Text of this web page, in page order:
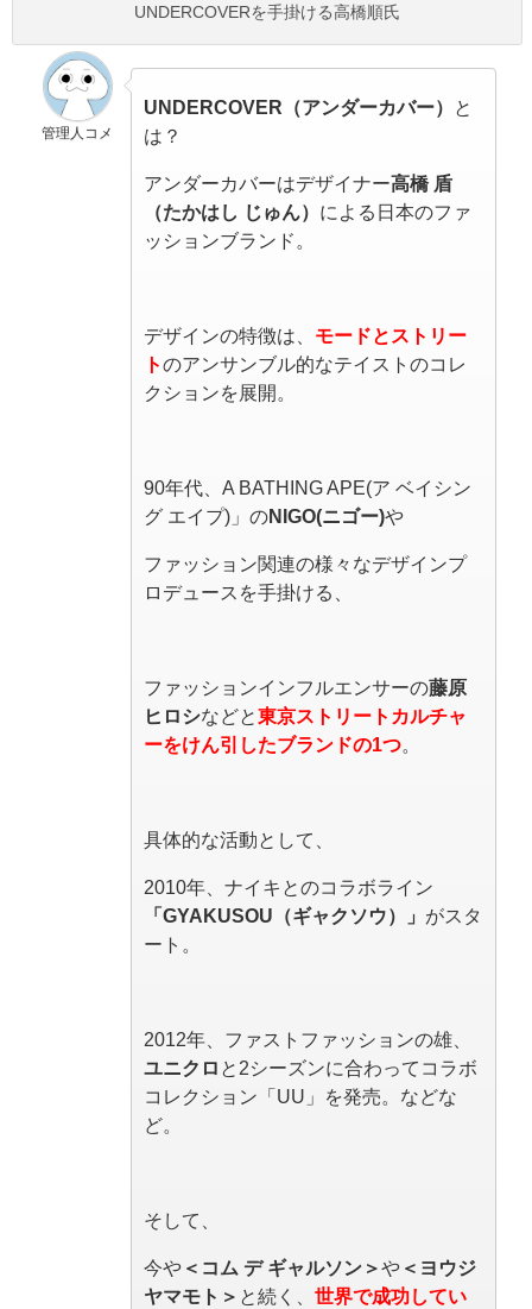
UNDERCOVERを手掛ける高橋順氏
管理人コメ
UNDERCOVER（アンダーカバー）
と
は？
アンダーカバーはデザイナー高橋 盾
（たかはし じゅん） による日本のファ
ッションブランド。
デザインの特徴は、 モードとストリー
トのアンサンブル的なテイストのコレ
クションを展開。
90年代、A BATHING APE(ア ベイシン
グ エイプ)」のNIGO(ニゴー)や
ファッション関連の様々なデザインプ
ロデュースを手掛ける、
ファッションインフルエンサーの藤原
ヒロシなどと東京ストリートカルチャ
ーをけん引したブランドの1つ。
具体的な活動として、
2010年、ナイキとのコラボライン
「GYAKUSOU（ギャクソウ）」 がスタ
ート。
2012年、ファストファッションの雄、
ユニクロ と2シーズンに合わってコラボ
コレクション「UU」を発売。などな
ど。
そして、
今や ＜コム デ ギャルソン＞や ＜ヨウジ
ヤマモト＞ と続く、 世界で成功してい